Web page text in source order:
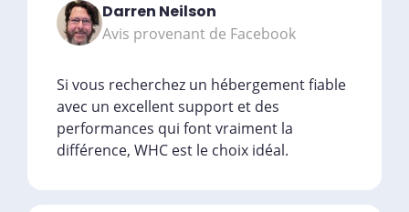
Darren Neilson
Avis provenant de Facebook
Si vous recherchez un hébergement fiable
avec un excellent support et des
performances qui font vraiment la
différence, WHC est le choix idéal.